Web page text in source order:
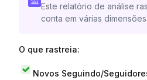
Este relatório de análise
conta em várias dimensões.
O que rastreia:
Novos Seguindo/